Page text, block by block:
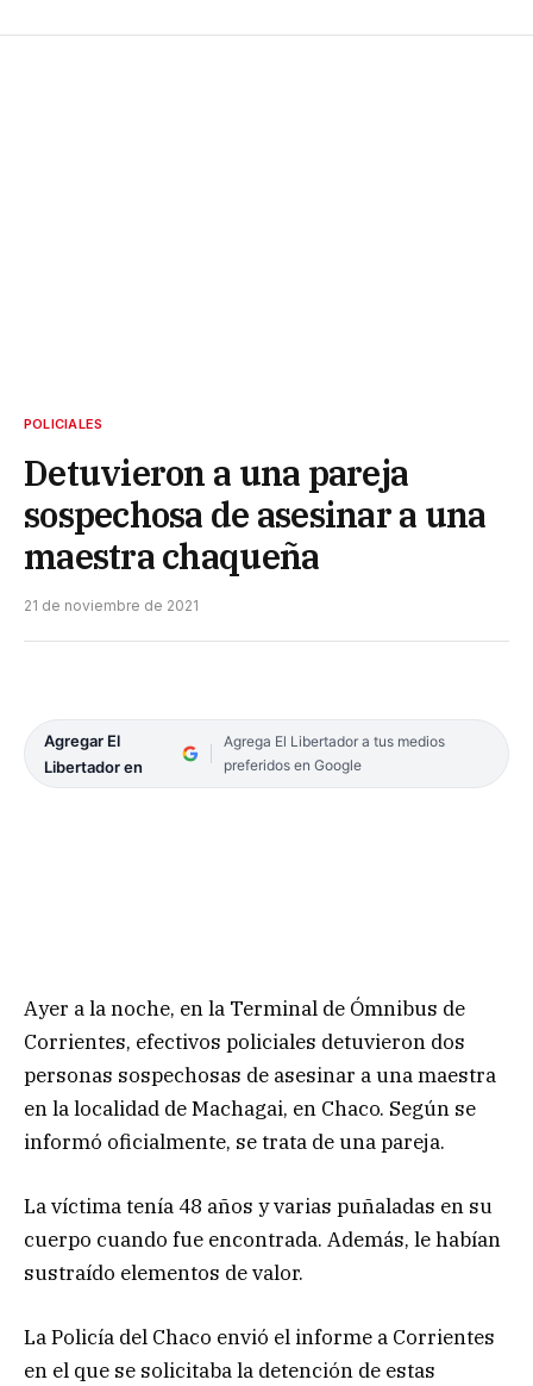
POLICIALES
Detuvieron a una pareja
sospechosa de asesinar a una
maestra chaqueña
21 de noviembre de 2021
Agregar El
Libertador en
Agrega El Libertador a tus medios
preferidos en Google
Ayer a la noche, en la Terminal de Ómnibus de
Corrientes, efectivos policiales detuvieron dos
personas sospechosas de asesinar a una maestra
en la localidad de Machagai, en Chaco. Según se
informó oficialmente, se trata de una pareja.
La víctima tenía 48 años y varias puñaladas en su
cuerpo cuando fue encontrada. Además, le habían
sustraído elementos de valor.
La Policía del Chaco envió el informe a Corrientes
en el que se solicitaba la detención de estas